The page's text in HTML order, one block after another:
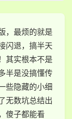
，最烦的就是
闪退，搞半天
其实根本不是
半是没搞懂传
些隐藏的小细
无数坑总结出
傻子都能看